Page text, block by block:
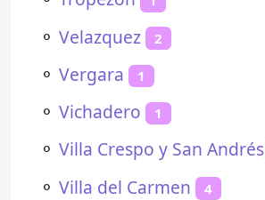
⚬ Velazquez 2
⚬ Vergara 1
⚬ Vichadero 1
⚬ Villa Crespo y San Andrés
⚬ Villa del Carmen 4